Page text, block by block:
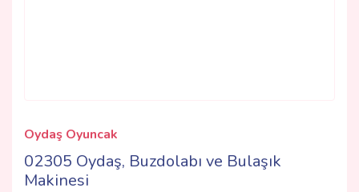
Oydaş Oyuncak
02305 Oydaş, Buzdolabı ve Bulaşık
Makinesi